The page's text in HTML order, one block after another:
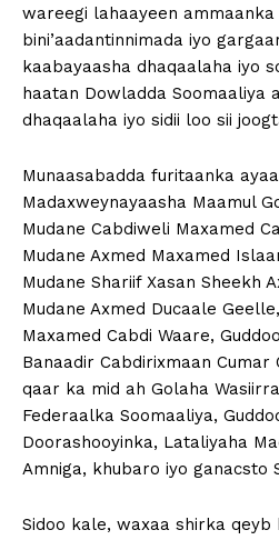
wareegi lahaayeen
bini’aadantinnimada iyo
kaabayaasha dhaqaalaha iyo
haatan Dowladda Soomaaliya
dhaqaalaha iyo sidii loo sii
Munaasabadda furitaanka
Madaxweynayaasha Maamul
Mudane Cabdiweli Maxamed
Mudane Axmed Maxamed
Mudane Shariif Xasan Sheekh
Mudane Axmed Ducaale
Maxamed Cabdi Waare,
Banaadir Cabdirixmaan Cumar
qaar ka mid ah Golaha
Federaalka Soomaaliya,
Doorashooyinka, Lataliyaha
Amniga, khubaro iyo ganacsto
Sidoo kale, waxaa shirka qeyb